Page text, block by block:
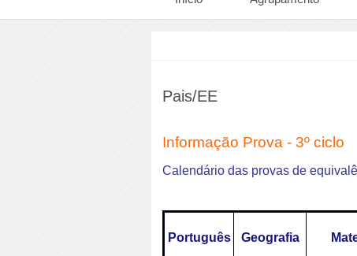
Pais/EE
Informação Prova - 3º ciclo
Calendário das provas de
Português Geografia